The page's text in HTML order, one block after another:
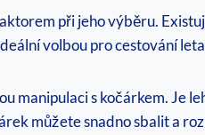
při jeho výběru.
volbou pro cestování
manipulaci s kočárkem. Je
můžete snadno sbalit a